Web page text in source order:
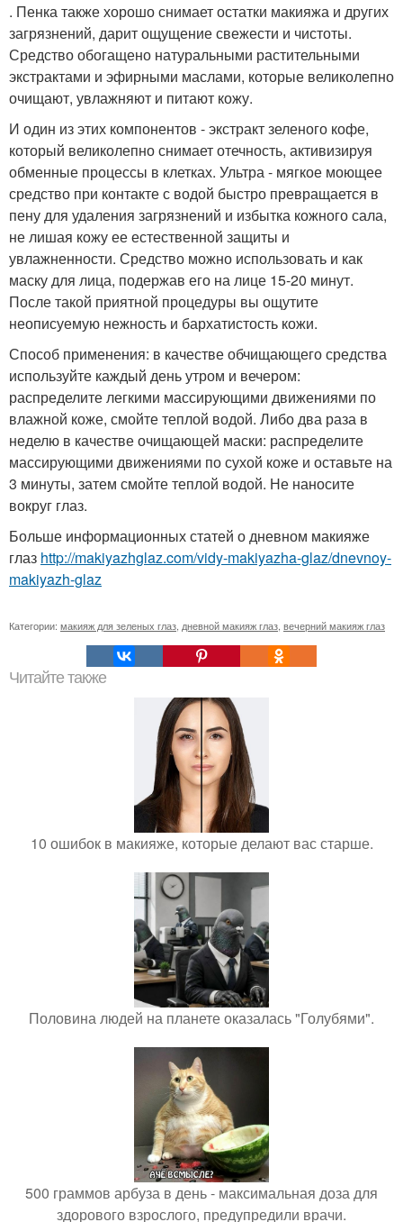
. Пенка также хорошо снимает остатки макияжа и других
загрязнений, дарит ощущение свежести и чистоты.
Средство обогащено натуральными растительными
экстрактами и эфирными маслами, которые великолепно
очищают, увлажняют и питают кожу.
И один из этих компонентов - экстракт зеленого кофе,
который великолепно снимает отечность, активизируя
обменные процессы в клетках. Ультра - мягкое моющее
средство при контакте с водой быстро превращается в
пену для удаления загрязнений и избытка кожного сала,
не лишая кожу ее естественной защиты и
увлажненности. Средство можно использовать и как
маску для лица, подержав его на лице 15-20 минут.
После такой приятной процедуры вы ощутите
неописуемую нежность и бархатистость кожи.
Способ применения: в качестве обчищающего средства
используйте каждый день утром и вечером:
распределите легкими массирующими движениями по
влажной коже, смойте теплой водой. Либо два раза в
неделю в качестве очищающей маски: распределите
массирующими движениями по сухой коже и оставьте на
3 минуты, затем смойте теплой водой. Не наносите
вокруг глаз.
Больше информационных статей о дневном макияже
глаз http://makiyazhglaz.com/vidy-makiyazha-glaz/dnevnoy-
makiyazh-glaz
Категории: макияж для зеленых глаз дневной макияж глаз вечерний макияж глаз
Читайте также
10 ошибок в макияже, которые делают вас старше.
Половина людей на планете оказалась "Голубями".
500 граммов арбуза в день - максимальная доза для
здорового взрослого, предупредили врачи.